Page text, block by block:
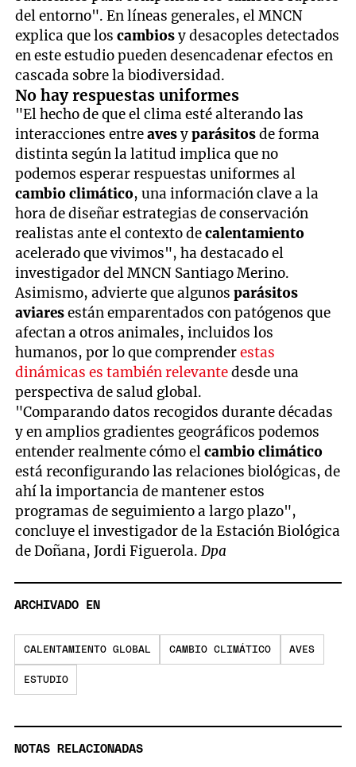
del entorno". En líneas generales, el MNCN
explica que loscambiosy desacoples detectados
en este estudio pueden desencadenar efectos en
cascada sobre la biodiversidad.
No hay respuestas uniformes
"El hecho de que el clima esté alterando las
interacciones entreavesyparásitosde forma
distinta según la latitud implica que no
podemos esperar respuestas uniformes al
cambio climático, una información clave a la
hora de diseñar estrategias de conservación
realistas ante el contexto decalentamiento
acelerado que vivimos", ha destacado el
investigador del MNCN Santiago Merino.
Asimismo, advierte que algunosparásitos
aviaresestán emparentados con patógenos que
afectan a otros animales, incluidos los
humanos, por lo que comprenderestas
dinámicas es también relevantedesde una
perspectiva de salud global.
"Comparando datos recogidos durante décadas
y en amplios gradientes geográficos podemos
entender realmente cómo elcambio climático
está reconfigurando las relaciones biológicas, de
ahí la importancia de mantener estos
programas de seguimiento a largo plazo",
concluye el investigador de la Estación Biológica
de Doñana, Jordi Figuerola.Dpa
ARCHIVADO EN
CALENTAMIENTO GLOBAL CAMBIO CLIMÁTICO AVES
ESTUDIO
NOTAS RELACIONADAS